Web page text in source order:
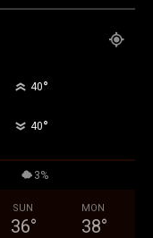
40°
40°
3%
SUN
36°
MON
38°